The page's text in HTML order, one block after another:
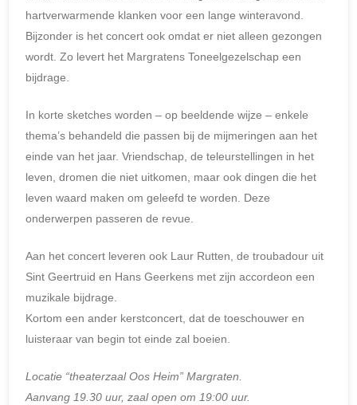
hartverwarmende klanken voor een lange winteravond.
Bijzonder is het concert ook omdat er niet alleen gezongen
wordt. Zo levert het Margratens Toneelgezelschap een
bijdrage.
In korte sketches worden – op beeldende wijze – enkele
thema’s behandeld die passen bij de mijmeringen aan het
einde van het jaar. Vriendschap, de teleurstellingen in het
leven, dromen die niet uitkomen, maar ook dingen die het
leven waard maken om geleefd te worden. Deze
onderwerpen passeren de revue.
Aan het concert leveren ook Laur Rutten, de troubadour uit
Sint Geertruid en Hans Geerkens met zijn accordeon een
muzikale bijdrage.
Kortom een ander kerstconcert, dat de toeschouwer en
luisteraar van begin tot einde zal boeien.
Locatie “theaterzaal Oos Heim” Margraten.
Aanvang 19.30 uur, zaal open om 19:00 uur.